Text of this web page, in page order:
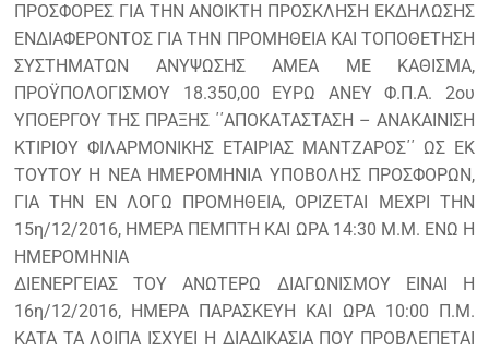
ΠΡΟΣΦΟΡΕΣ ΓΙΑ ΤΗΝ ΑΝΟΙΚΤΗ ΠΡΟΣΚΛΗΣΗ ΕΚΔΗΛΩΣΗΣ
ΕΝΔΙΑΦΕΡΟΝΤΟΣ ΓΙΑ ΤΗΝ ΠΡΟΜΗΘΕΙΑ ΚΑΙ ΤΟΠΟΘΕΤΗΣΗ
ΣΥΣΤΗΜΑΤΩΝ ΑΝΥΨΩΣΗΣ ΑΜΕΑ ΜΕ ΚΑΘΙΣΜΑ,
ΠΡΟΫΠΟΛΟΓΙΣΜΟΥ 18.350,00 ΕΥΡΩ ΑΝΕΥ Φ.Π.Α. 2ου
ΥΠΟΕΡΓΟΥ ΤΗΣ ΠΡΑΞΗΣ ΄΄ΑΠΟΚΑΤΑΣΤΑΣΗ – ΑΝΑΚΑΙΝΙΣΗ
ΚΤΙΡΙΟΥ ΦΙΛΑΡΜΟΝΙΚΗΣ ΕΤΑΙΡΙΑΣ ΜΑΝΤΖΑΡΟΣ΄΄ ΩΣ ΕΚ
ΤΟΥΤΟΥ Η ΝΕΑ ΗΜΕΡΟΜΗΝΙΑ ΥΠΟΒΟΛΗΣ ΠΡΟΣΦΟΡΩΝ,
ΓΙΑ ΤΗΝ ΕΝ ΛΟΓΩ ΠΡΟΜΗΘΕΙΑ, ΟΡΙΖΕΤΑΙ ΜΕΧΡΙ ΤΗΝ
15η/12/2016, ΗΜΕΡΑ ΠΕΜΠΤΗ ΚΑΙ ΩΡΑ 14:30 Μ.Μ. ΕΝΩ Η
ΗΜΕΡΟΜΗΝΙΑ
ΔΙΕΝΕΡΓΕΙΑΣ ΤΟΥ ΑΝΩΤΕΡΩ ΔΙΑΓΩΝΙΣΜΟΥ ΕΙΝΑΙ Η
16η/12/2016, ΗΜΕΡΑ ΠΑΡΑΣΚΕΥΗ ΚΑΙ ΩΡΑ 10:00 Π.Μ.
ΚΑΤΑ ΤΑ ΛΟΙΠΑ ΙΣΧΥΕΙ Η ΔΙΑΔΙΚΑΣΙΑ ΠΟΥ ΠΡΟΒΛΕΠΕΤΑΙ